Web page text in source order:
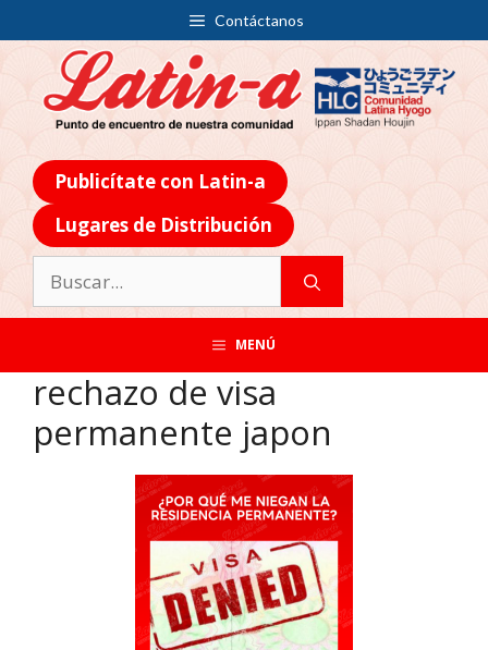
Contáctanos
Publicítate con Latin-a
Lugares de Distribución
MENÚ
rechazo de visa
permanente japon